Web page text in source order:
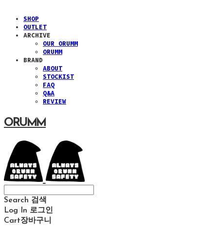
SHOP
OUTLET
ARCHIVE
OUR ORUMM
ORUMM
BRAND
ABOUT
STOCKIST
FAQ
Q&A
REVIEW
ORUMM
Search 검색
Log In 로그인
Cart장바구니